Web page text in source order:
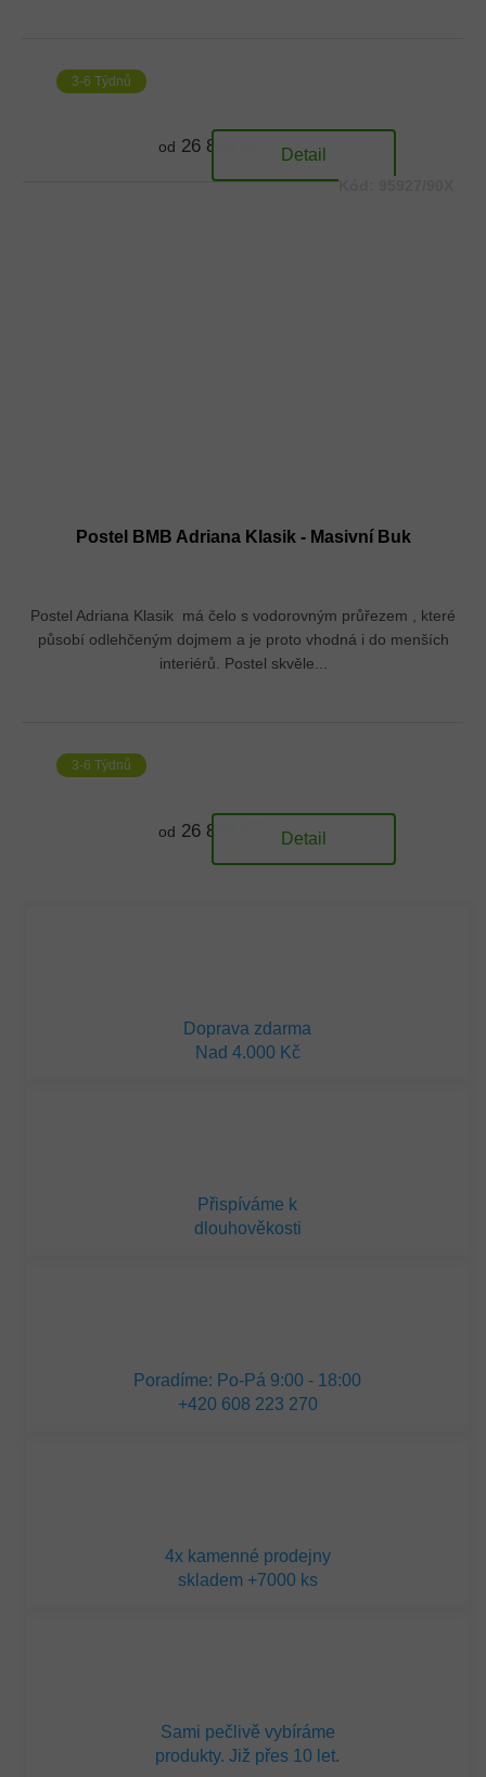
3-6 Týdnů
od 26 833 Kč Detail
Postel BMB Adriana Klasik - Masivní Buk
Postel Adriana Klasik má čelo s vodorovným průřezem , které
působí odlehčeným dojmem a je proto vhodná i do menších
interiérů. Postel skvěle...
3-6 Týdnů
od 26 833 Kč Detail
Doprava zdarma
Nad 4.000 Kč
Přispíváme k
dlouhověkosti
Poradíme: Po-Pá 9:00 - 18:00
+420 608 223 270
4x kamenné prodejny
skladem +7000 ks
Sami pečlivě vybíráme
produkty. Již přes 10 let.